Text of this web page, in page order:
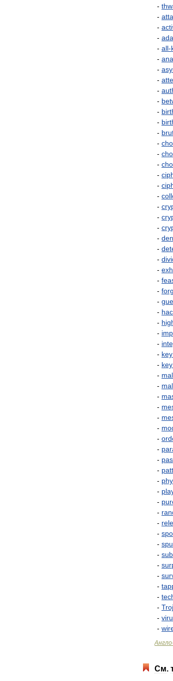
-
-
-
-
- all-
-
-
-
-
-
-
-
-
-
-
-
-
-
-
-
-
-
-
-
-
-
-
-
-
-
-
-
-
- key
- key
-
-
-
-
-
-
-
-
-
-
-
-
-
-
-
-
-
-
-
-
-
-
-
-
-
Англо
См.